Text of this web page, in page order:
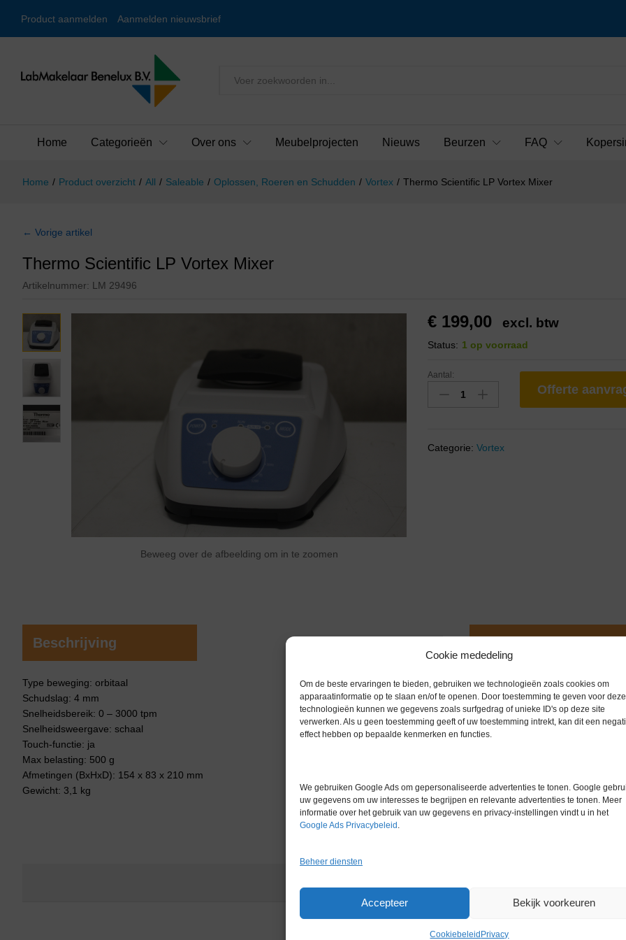
Cookie mededeling
Om de beste ervaringen te bieden, gebruiken we technologieën zoals cookies om
apparaatinformatie op te slaan en/of te openen. Door toestemming te geven voor deze
technologieën kunnen we gegevens zoals surfgedrag of unieke ID's op deze site
verwerken. Als u geen toestemming geeft of uw toestemming intrekt, kan dit een
effect hebben op bepaalde kenmerken en functies.
We gebruiken Google Ads om gepersonaliseerde advertenties te tonen. Google
uw gegevens om uw interesses te begrijpen en relevante advertenties te tonen. Meer
informatie over het gebruik van uw gegevens en privacy-instellingen vindt u in het
Google Ads Privacybeleid .
Beheer diensten
Accepteer Bekijk voorkeuren
CookiebeleidPrivacy
Product aanmelden Aanmelden nieuwsbrief
Alles
Home Categorieën Over ons Meubelprojecten Nieuws Beurzen FAQ
Home / Product overzicht / All / Saleable / Oplossen, Roeren en Schudden / Vortex / Thermo Scientific LP Vortex Mixer
← Vorige artikel
Thermo Scientific LP Vortex Mixer
Artikelnummer: LM 29496
Beweeg over de afbeelding om in te zoomen
€ 199,00 excl. btw
Status: 1 op voorraad
Aantal:
Offerte
Categorie:Vortex
Beschrijving
Type beweging: orbitaal
Schudslag: 4 mm
Snelheidsbereik: 0 – 3000 tpm
Snelheidsweergave: schaal
Touch-functie: ja
Max belasting: 500 g
Afmetingen (BxHxD): 154 x 83 x 210 mm
Gewicht: 3,1 kg
Gewicht 0,0 kg